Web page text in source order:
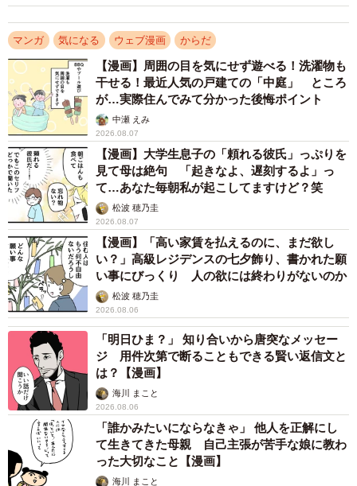
マンガ 気になる ウェブ漫画 からだ
【漫画】周囲の目を気にせず遊べる！洗濯物も
干せる！最近人気の戸建ての「中庭」 ところ
が…実際住んでみて分かった後悔ポイント
中瀬 えみ
2026.08.07
【漫画】大学生息子の「頼れる彼氏」っぷりを
見て母は絶句 「起きなよ、遅刻するよ」っ
て…あなた毎朝私が起こしてますけど？笑
松波 穂乃圭
2026.08.07
【漫画】「高い家賃を払えるのに、まだ欲し
い？」高級レジデンスの七夕飾り、書かれた願
い事にびっくり 人の欲には終わりがないのか
松波 穂乃圭
2026.08.06
「明日ひま？」 知り合いから唐突なメッセー
ジ 用件次第で断ることもできる賢い返信文と
は？【漫画】
海川 まこと
2026.08.06
「誰かみたいにならなきゃ」 他人を正解にし
て生きてきた母親 自己主張が苦手な娘に教わ
った大切なこと【漫画】
海川 まこと